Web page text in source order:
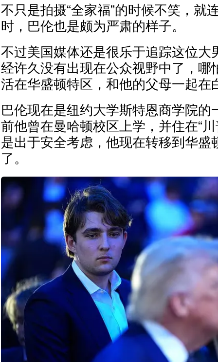
不只是拍摄“全家福”的时候不笑，就
时，巴伦也是颇为严肃的样子。
不过美国媒体还是很乐于追踪这位大
经许久没有出现在公众视野中了，哪
活在华盛顿特区，和他的父母一起在
巴伦现在是纽约大学斯特恩商学院的
前他曾在曼哈顿校区上学，并住在“
是出于安全考虑，他现在转移到华盛
了。